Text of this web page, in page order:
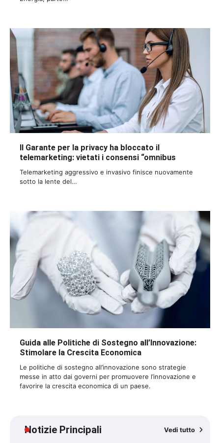
Il Garante per la privacy ha bloccato il
telemarketing: vietati i consensi “omnibus
Telemarketing aggressivo e invasivo finisce nuovamente
sotto la lente del…
Guida alle Politiche di Sostegno all’Innovazione:
Stimolare la Crescita Economica
Le politiche di sostegno all’innovazione sono strategie
messe in atto dai governi per promuovere l’innovazione e
favorire la crescita economica di un paese.
Notizie Principali Vedi tutto